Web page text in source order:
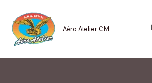
contenu
Aéro Atelier C.M.